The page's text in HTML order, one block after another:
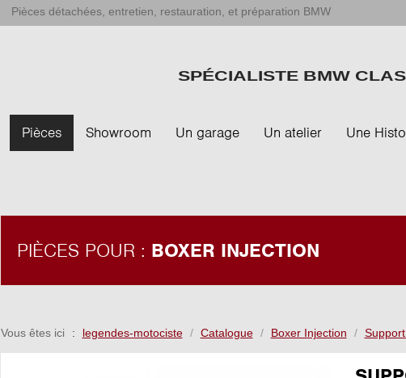
Pièces détachées, entretien, restauration, et préparation BMW
SPÉCIALISTE BMW
Pièces Showroom Un garage Un atelier Une
PIÈCES POUR : BOXER INJECTION
Vous êtes ici legendes-motociste Catalogue Boxer Injection